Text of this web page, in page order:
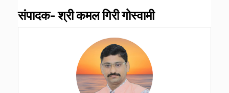
संपादक- श्री कमल गिरी गोस्वामी